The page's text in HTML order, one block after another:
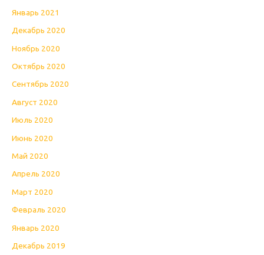
Январь 2021
Декабрь 2020
Ноябрь 2020
Октябрь 2020
Сентябрь 2020
Август 2020
Июль 2020
Июнь 2020
Май 2020
Апрель 2020
Март 2020
Февраль 2020
Январь 2020
Декабрь 2019